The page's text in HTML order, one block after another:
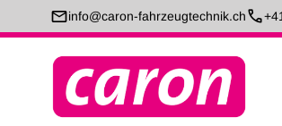
Allez au contenuinfo@caron-fahrzeugtechnik.ch